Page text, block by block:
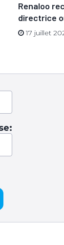
Renaloo
directrice
17 juillet